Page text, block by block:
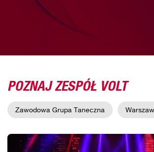
POZNAJ ZESPÓŁ VOLT
Zawodowa Grupa Taneczna